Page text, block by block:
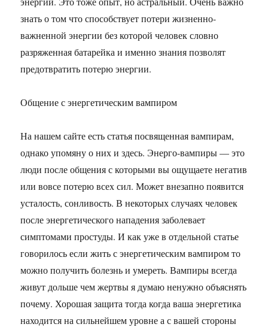
знать о том что способствует потери жизненно-
важненной энергии без которой человек словно
разряженная батарейка и именно знания позволят
предотвратить потерю энергии.
Общение с энергетическим вампиром
На нашем сайте есть статья посвященная вампирам,
однако упомяну о них и здесь. Энерго-вампиры — это
люди после общения с которыми вы ощущаете негатив
или вовсе потерю всех сил. Может внезапно появится
усталость, сонливость. В некоторых случаях человек
после энергетического нападения заболевает
симптомами простуды. И как уже в отдельной статье
говорилось если жить с энергетическим вампиром то
можно получить болезнь и умереть. Вампиры всегда
живут дольше чем жертвы я думаю ненужно объяснять
почему. Хорошая защита тогда когда ваша энергетика
находится на сильнейшем уровне а с вашей стороны